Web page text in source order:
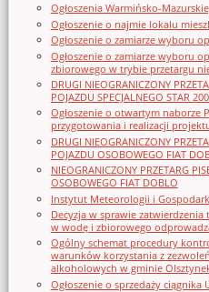
Ogłoszenia Warmińsko-
Ogłoszenie o najmie lokalu
Ogłoszenie o zamiarze wyboru
Ogłoszenie o zamiarze wyboru
zbiorowego w trybie przetargu
DRUGI NIEOGRANICZONY
POJAZDU SPECJALNEGO STAR
Ogłoszenie o otwartym naborze
przygotowania i realizacji
DRUGI NIEOGRANICZONY
POJAZDU OSOBOWEGO FIAT
NIEOGRANICZONY PRZETARG
OSOBOWEGO FIAT DOBLO
Instytut Meteorologii i
Decyzja w sprawie
w wodę i zbiorowego
Ogólny schemat procedury
warunków korzystania z
alkoholowych w gminie
Ogłoszenie o sprzedaży ciągnika